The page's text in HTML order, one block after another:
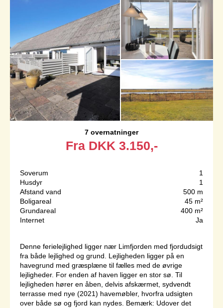
7 overnatninger
Fra DKK 3.150,-
Soverum
1
Husdyr
1
Afstand vand
500 m
Boligareal
45 m²
Grundareal
400 m²
Internet
Ja
Denne ferielejlighed ligger nær Limfjorden med fjordudsigt
fra både lejlighed og grund. Lejligheden ligger på en
havegrund med græsplæne til fælles med de øvrige
lejligheder. For enden af haven ligger en stor sø. Til
lejligheden hører en åben, delvis afskærmet, sydvendt
terrasse med nye (2021) havemøbler, hvorfra udsigten
over både sø og fjord kan nydes. Bemærk: Udover det